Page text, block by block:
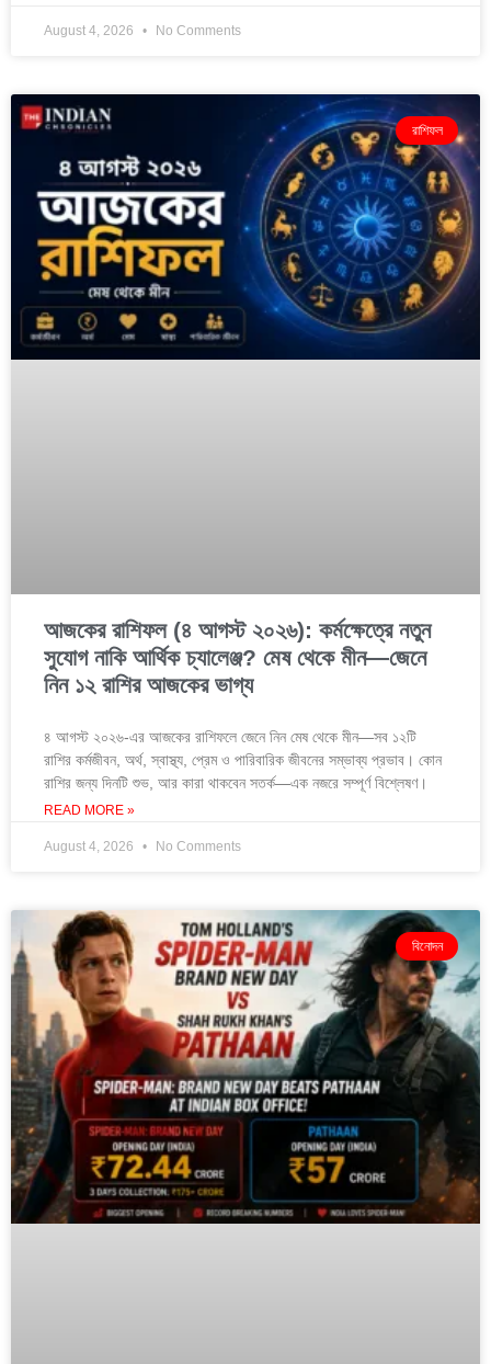
August 4, 2026 No Comments
রাশিফল
আজকের রাশিফল (৪ আগস্ট ২০২৬): কর্মক্ষেত্রে নতুন
সুযোগ নাকি আর্থিক চ্যালেঞ্জ? মেষ থেকে মীন—জেনে
নিন ১২ রাশির আজকের ভাগ্য
৪ আগস্ট ২০২৬-এর আজকের রাশিফলে জেনে নিন মেষ থেকে মীন—সব ১২টি
রাশির কর্মজীবন, অর্থ, স্বাস্থ্য, প্রেম ও পারিবারিক জীবনের সম্ভাব্য প্রভাব। কোন
রাশির জন্য দিনটি শুভ, আর কারা থাকবেন সতর্ক—এক নজরে সম্পূর্ণ বিশ্লেষণ।
READ MORE »
August 4, 2026 No Comments
বিনোদন